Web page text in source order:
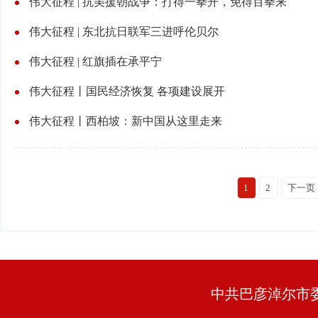
伟大征程 | 东北抗日联军三进呼伦贝尔
伟大征程 | 红旗插在承平宁
伟大征程丨国民经济恢复 各项建设展开
伟大征程丨西柏坡：新中国从这里走来
1 2 下一页
中共巴彦淖尔市